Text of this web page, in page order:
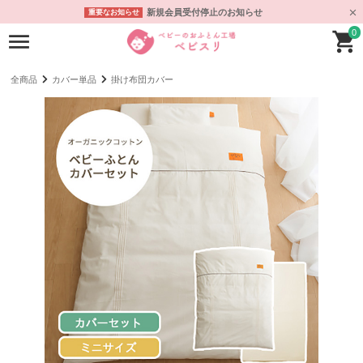
重要なお知らせ 新規会員受付停止のお知らせ
0
全商品 カバー単品 掛け布団カバー